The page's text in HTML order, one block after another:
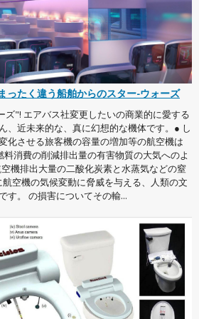
ったく違う船舶からのスター-ウォーズ
ズ"! エアバス社変更したいの商業的に愛する
、近未来的な、真に幻想的な機体です。● し
化させる旅客機の容量の増加等の航空機は
消費の削減排出量の有害物質の大気へのよ
機排出大量の二酸化炭素と水蒸気などの窒
空機の気候変動に脅威を与える、人類の文
す。 の損害についてその輸...